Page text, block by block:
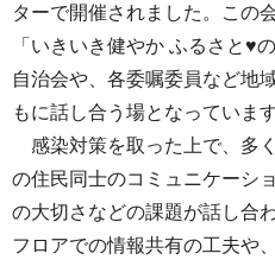
ターで開催されました。この
「いきいき健やか ふるさと♥
自治会や、各委嘱委員など地
もに話し合う場となっています
感染対策を取った上で、多
の住民同士のコミュニケーシ
の大切さなどの課題が話し合
フロアでの情報共有の工夫や